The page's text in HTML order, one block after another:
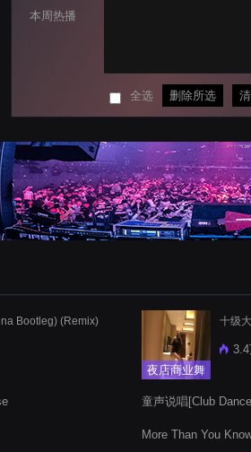
本周热播
全选 删除所选
Bootleg) (Remix)
夜店商业舞
十级
童声说唱[Club
More Than You